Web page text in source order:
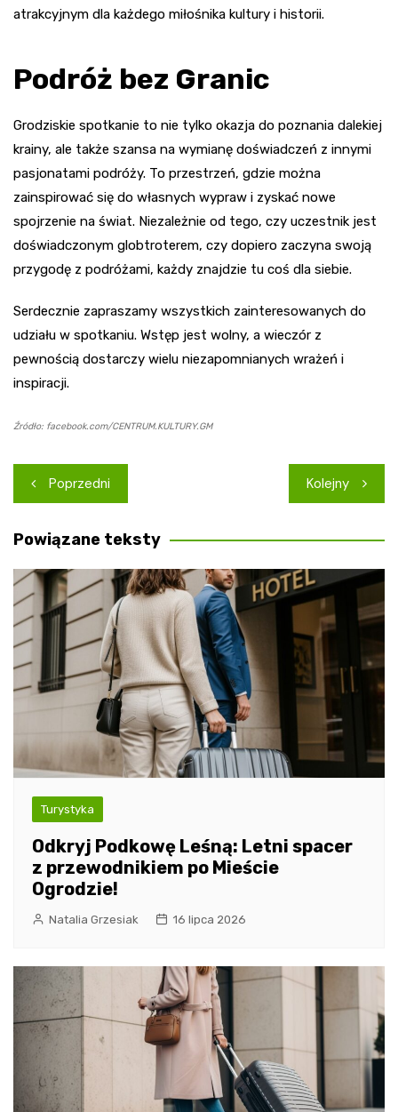
atrakcyjnym dla każdego miłośnika kultury i historii.
Podróż bez Granic
Grodziskie spotkanie to nie tylko okazja do poznania dalekiej
krainy, ale także szansa na wymianę doświadczeń z innymi
pasjonatami podróży. To przestrzeń, gdzie można
zainspirować się do własnych wypraw i zyskać nowe
spojrzenie na świat. Niezależnie od tego, czy uczestnik jest
doświadczonym globtroterem, czy dopiero zaczyna swoją
przygodę z podróżami, każdy znajdzie tu coś dla siebie.
Serdecznie zapraszamy wszystkich zainteresowanych do
udziału w spotkaniu. Wstęp jest wolny, a wieczór z
pewnością dostarczy wielu niezapomnianych wrażeń i
inspiracji.
Źródło: facebook.com/CENTRUM.KULTURY.GM
Nawigacja
wpisu
Poprzedni Kolejny
Powiązane teksty
Turystyka
Odkryj Podkowę Leśną: Letni spacer
z przewodnikiem po Mieście
Ogrodzie!
Natalia Grzesiak 16 lipca 2026